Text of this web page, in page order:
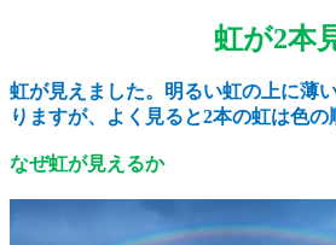
虹が2
虹が見えました。明るい虹の上に薄
りますが、よく見ると2本の虹は色の
なぜ虹が見えるか